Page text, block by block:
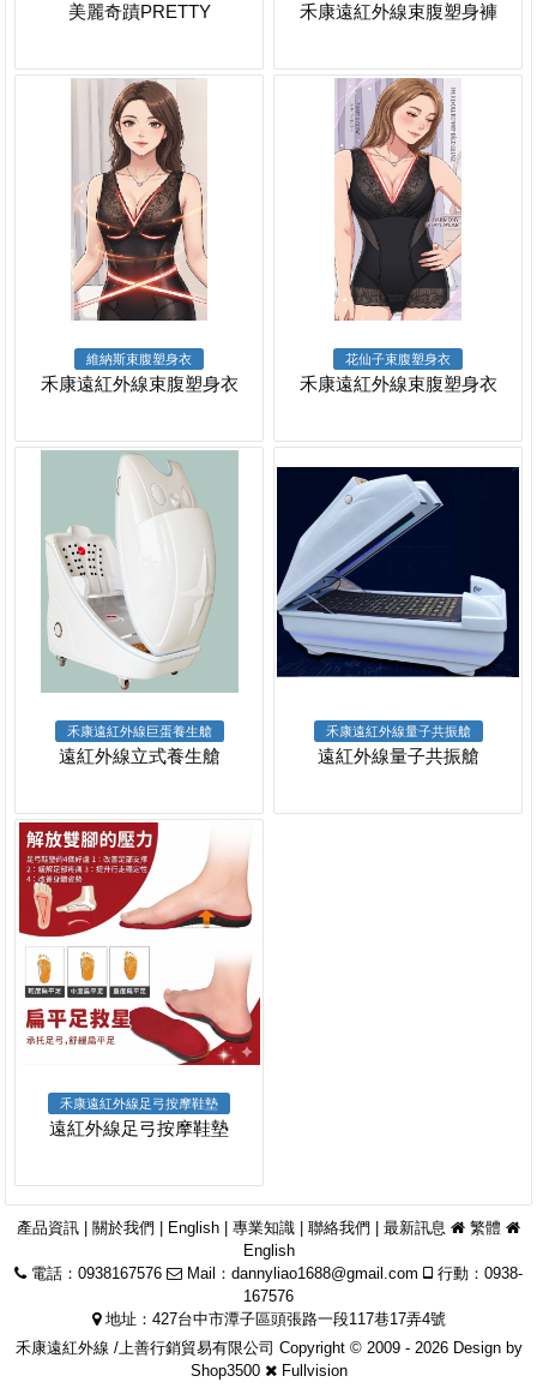
美麗奇蹟PRETTY 禾康遠紅外線束腹塑身褲
維納斯束腹塑身衣
禾康遠紅外線束腹塑身衣
花仙子束腹塑身衣
禾康遠紅外線束腹塑身衣
禾康遠紅外線巨蛋養生艙
遠紅外線立式養生艙
禾康遠紅外線量子共振艙
遠紅外線量子共振艙
禾康遠紅外線足弓按摩鞋墊
遠紅外線足弓按摩鞋墊
產品資訊 關於我們 English 專業知識 聯絡我們 最新訊息
繁體
English
電話：0938167576
Mail： dannyliao1688@gmail.com
行動：0938-
167576
地址：427台中市潭子區頭張路一段117巷17弄4號
禾康遠紅外線 /上善行銷貿易有限公司 Copyright © 2009 - 2026 Design by
Shop3500
Fullvision